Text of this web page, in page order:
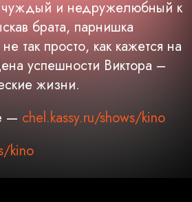
чуждый и недружелюбный к
брата, парнишка
так просто, как кажется на
успешности Виктора –
жизни.
— chel.kassy.ru/shows/kino
kino